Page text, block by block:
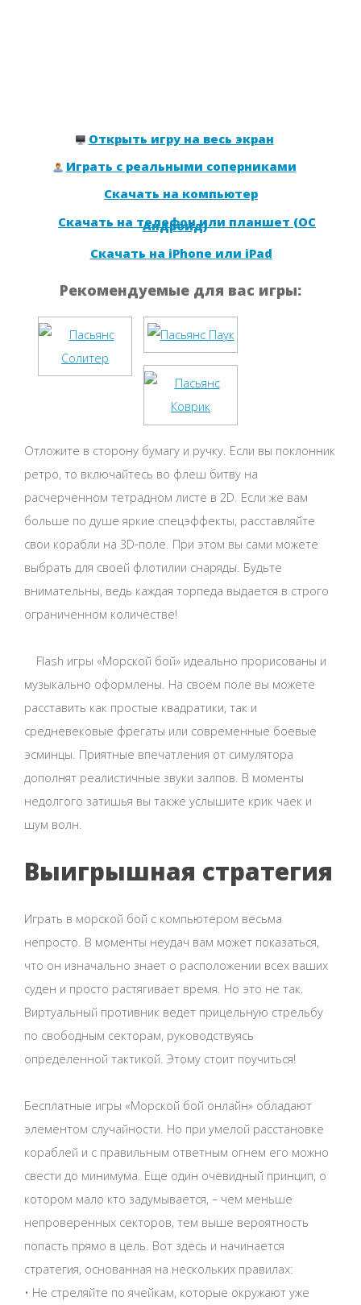
Открыть игру на весь экран
Играть с реальными соперниками
Скачать на компьютер
Скачать на телефон или планшет (ОС
Андроид)
Скачать на iPhone или iPad
Рекомендуемые для вас игры:
Отложите в сторону бумагу и ручку. Если вы поклонник
ретро, то включайтесь во флеш битву на
расчерченном тетрадном листе в 2D. Если же вам
больше по душе яркие спецэффекты, расставляйте
свои корабли на 3D-поле. При этом вы сами можете
выбрать для своей флотилии снаряды. Будьте
внимательны, ведь каждая торпеда выдается в строго
ограниченном количестве!
Flash игры «Морской бой» идеально прорисованы и
музыкально оформлены. На своем поле вы можете
расставить как простые квадратики, так и
средневековые фрегаты или современные боевые
эсминцы. Приятные впечатления от симулятора
дополнят реалистичные звуки залпов. В моменты
недолгого затишья вы также услышите крик чаек и
шум волн.
Выигрышная стратегия
Играть в морской бой с компьютером весьма
непросто. В моменты неудач вам может показаться,
что он изначально знает о расположении всех ваших
суден и просто растягивает время. Но это не так.
Виртуальный противник ведет прицельную стрельбу
по свободным секторам, руководствуясь
определенной тактикой. Этому стоит поучиться!
Бесплатные игры «Морской бой онлайн» обладают
элементом случайности. Но при умелой расстановке
кораблей и с правильным ответным огнем его можно
свести до минимума. Еще один очевидный принцип, о
котором мало кто задумывается, – чем меньше
непроверенных секторов, тем выше вероятность
попасть прямо в цель. Вот здесь и начинается
стратегия, основанная на нескольких правилах:
• Не стреляйте по ячейкам, которые окружают уже